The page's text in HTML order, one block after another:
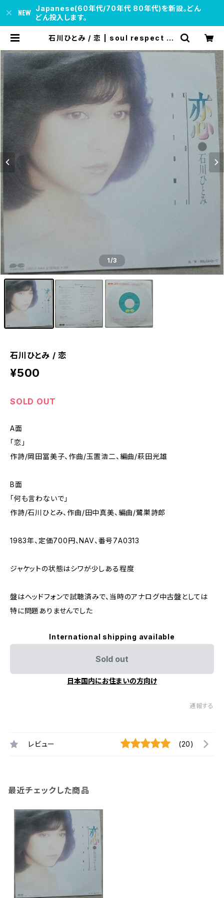
Japanese(60年代/70年代 80年代)を新設。どん
どん投入します。
石川ひとみ / 恋 | soul respect re
1/3
石川ひとみ / 恋
¥500
SOLD OUT
A面
「恋」
作詩/岡田冨美子、作曲/玉置浩二、編曲/萩田光雄
B面
「何も言わないで」
作詩/石川ひとみ、作曲/田中真美、編曲/鷺巣詩郎
1983年、定価700円、NAV、番号7A0313
ジャケットの状態はシワが少しある程度
盤はヘッドフォンで試聴済みで、当時のアナログ中古盤としては
特に問題ありませんでした
International shipping available
Sold out
日本国内にお住まいの方向け
通報する
レビュー (20)
最近チェックした商品